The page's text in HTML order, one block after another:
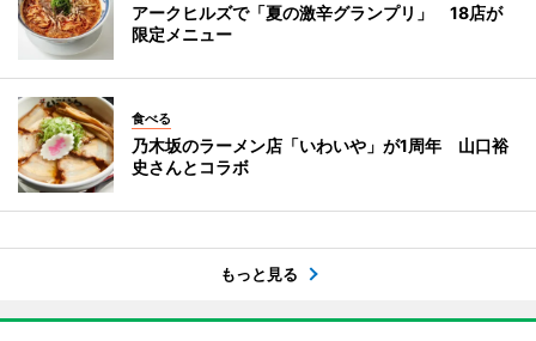
アークヒルズで「夏の激辛グランプリ」 18店が
限定メニュー
食べる
乃木坂のラーメン店「いわいや」が1周年 山口裕
史さんとコラボ
もっと見る